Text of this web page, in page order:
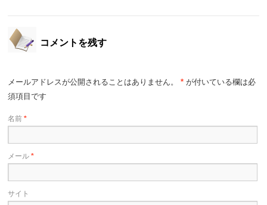
コメントを残す
メールアドレスが公開されることはありません。 * が付いている欄は必
須項目です
名前*
メール*
サイト